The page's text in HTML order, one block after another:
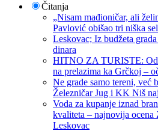
Čitanja
„Nisam mađioničar, ali
Pavlović obišao tri niška
Leskovac; Iz budžeta
dinara
HITNO ZA TURISTE: Od
na prelazima ka Grčkoj –
Ne grade samo tereni, već
Železničar Jug i KK Niš
Voda za kupanje iznad
kvaliteta – najnovija ocena
Leskovac